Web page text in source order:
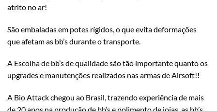
atrito no ar!
São embaladas em potes rígidos, o que evita deformações
que afetam as bb’s durante o transporte.
A Escolha de bb’s de qualidade são tão importante quanto os
upgrades e manutenções realizados nas armas de Airsoft!!
A Bio Attack chegou ao Brasil, trazendo experiência de mais